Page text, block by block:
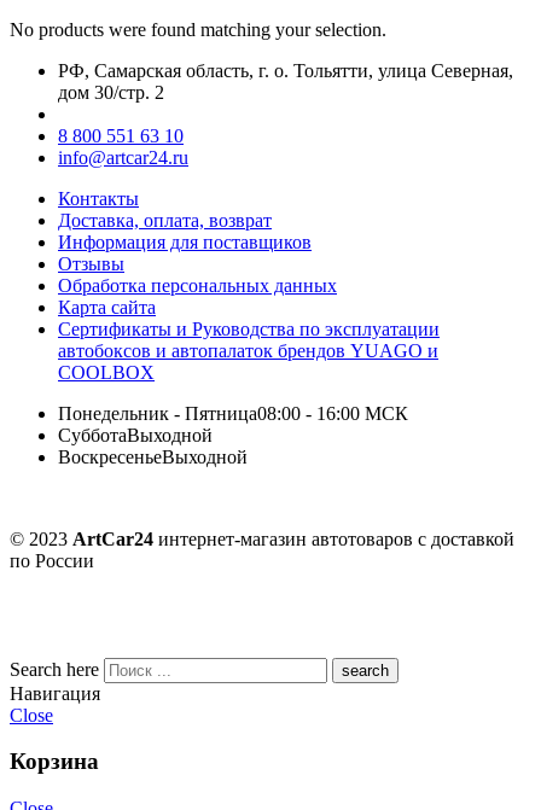
No products were found matching your selection.
РФ, Самарская область, г. о. Тольятти, улица Северная,
дом 30/стр. 2
8 800 551 63 10
info@artcar24.ru
Контакты
Доставка, оплата, возврат
Информация для поставщиков
Отзывы
Обработка персональных данных
Карта сайта
Сертификаты и Руководства по эксплуатации
автобоксов и автопалаток брендов YUAGO и
COOLBOX
Понедельник - Пятница08:00 - 16:00 МСК
СубботаВыходной
ВоскресеньеВыходной
© 2023 ArtCar24 интернет-магазин автотоваров с доставкой
по России
Search here
Навигация
Close
Корзина